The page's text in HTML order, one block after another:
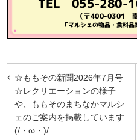
投
稿
ナ
ビ
☆ももその新聞2026年7月号
☆レクリエーションの様子
や、ももそのまちなかマルシ
ェのご案内を掲載しています
(/・ω・)/